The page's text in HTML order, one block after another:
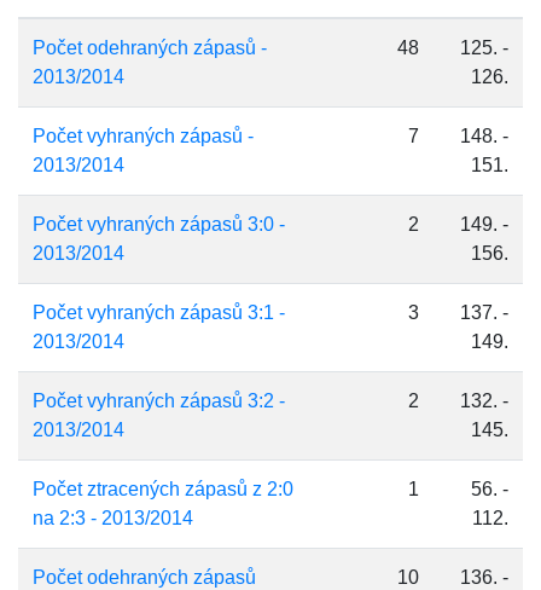
Počet odehraných zápasů -
2013/2014
48
125. -
126.
Počet vyhraných zápasů -
2013/2014
7
148. -
151.
Počet vyhraných zápasů 3:0 -
2013/2014
2
149. -
156.
Počet vyhraných zápasů 3:1 -
2013/2014
3
137. -
149.
Počet vyhraných zápasů 3:2 -
2013/2014
2
132. -
145.
Počet ztracených zápasů z 2:0
na 2:3 - 2013/2014
1
56. -
112.
Počet odehraných zápasů
10
136. -